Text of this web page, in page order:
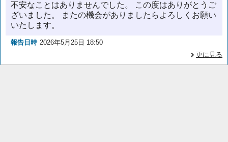
不安なことはありませんでした。 この度はありがとうご
ざいました。 またの機会がありましたらよろしくお願い
いたします。
報告日時 2026年5月25日 18:50
更に見る